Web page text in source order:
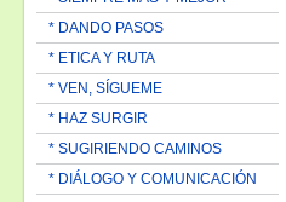
* DANDO PASOS
* ETICA Y RUTA
* VEN, SÍGUEME
* HAZ SURGIR
* SUGIRIENDO CAMINOS
* DIÁLOGO Y COMUNICACIÓN